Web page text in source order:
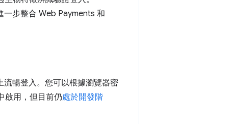
步整合 Web Payments 和
暢登入。您可以根據瀏覽器密
啟用，但目前仍處於開發階